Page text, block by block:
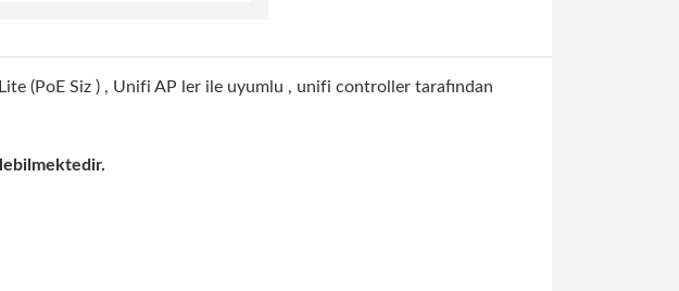
US-8-150W
Unifi Switch POE+ Gigabi...
(PoE Siz ) , Unifi AP ler ile uyumlu , unifi controller tarafından